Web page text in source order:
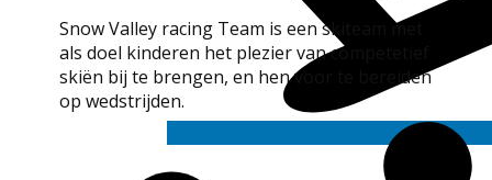
Snow Valley racing Team is een skiteam met
als doel kinderen het plezier van competetief
skiën bij te brengen, en hen voor te bereiden
op wedstrijden.